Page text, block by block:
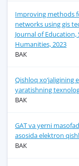
Improving methods
networks using gis
Journal of Education,
Humanities, 2023
ВАК
Qishloq xo‘jaligining
yaratishning
ВАК
GAT va yerni
asosida elektron
ВАК